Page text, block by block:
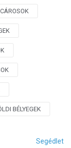
BÉLYEGEK
Segédlet